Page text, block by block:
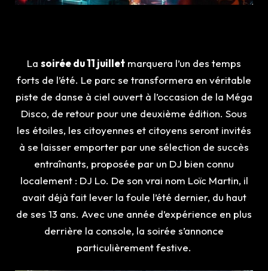
La soirée du 11 juillet marquera l’un des temps
forts de l’été. Le parc se transformera en véritable
piste de danse à ciel ouvert à l’occasion de la Méga
Disco, de retour pour une deuxième édition. Sous
les étoiles, les citoyennes et citoyens seront invités
à se laisser emporter par une sélection de succès
entraînants, proposée par un DJ bien connu
localement : DJ Lo. De son vrai nom Loïc Martin, il
avait déjà fait lever la foule l’été dernier, du haut
de ses 13 ans. Avec une année d’expérience en plus
derrière la console, la soirée s’annonce
particulièrement festive.